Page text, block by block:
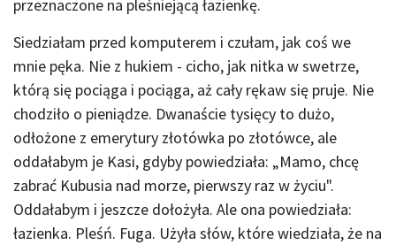
przeznaczone na pleśniejącą łazienkę.
Siedziałam przed komputerem i czułam, jak coś we
mnie pęka. Nie z hukiem - cicho, jak nitka w swetrze,
którą się pociąga i pociąga, aż cały rękaw się pruje. Nie
chodziło o pieniądze. Dwanaście tysięcy to dużo,
odłożone z emerytury złotówka po złotówce, ale
oddałabym je Kasi, gdyby powiedziała: „Mamo, chcę
zabrać Kubusia nad morze, pierwszy raz w życiu".
Oddałabym i jeszcze dołożyła. Ale ona powiedziała:
łazienka. Pleśń. Fuga. Użyła słów, które wiedziała, że na